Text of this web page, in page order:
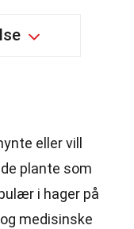
eller vill
plante som
i hager på
medisinske